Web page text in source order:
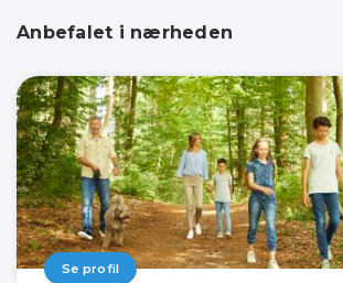
Anbefalet i nærheden
Se profil